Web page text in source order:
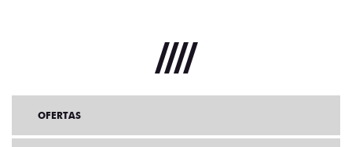
OFERTAS